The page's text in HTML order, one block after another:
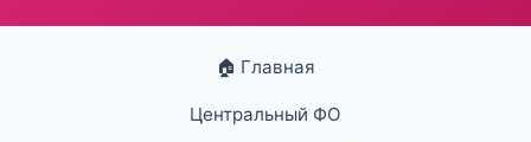
🏠 Главная
Центральный ФО